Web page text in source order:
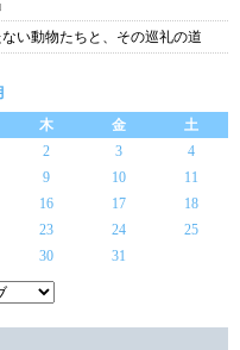
い動物たちと、その巡礼の道
木 金
土
2 3
4
9 10
11
16 17
18
23 24
25
30 31